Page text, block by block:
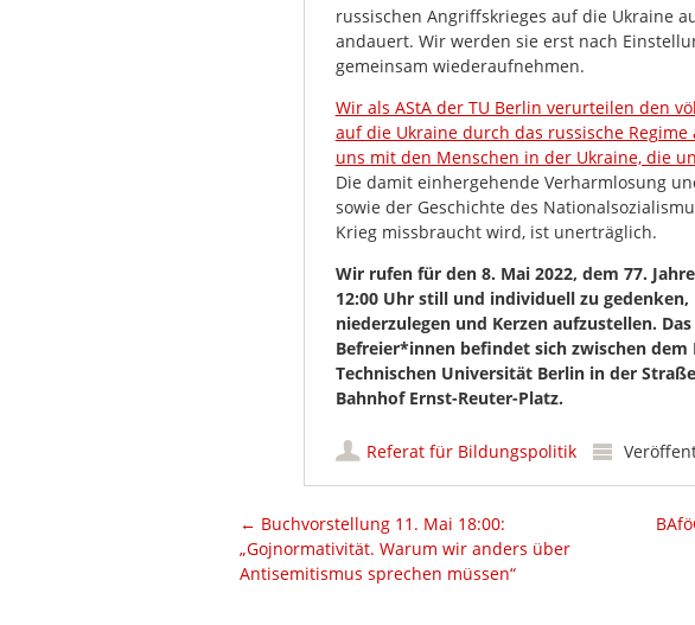
russischen Angriffskrieges auf die Ukraine
andauert. Wir werden sie erst nach
gemeinsam wiederaufnehmen.
Wir als AStA der TU Berlin verurteilen den
auf die Ukraine durch das russische
uns mit den Menschen in der Ukraine, die
Die damit einhergehende Verharmlosung
sowie der Geschichte des
Krieg missbraucht wird, ist unerträglich.
Wir rufen für den 8. Mai 2022, dem 77.
12:00 Uhr still und individuell zu
niederzulegen und Kerzen aufzustellen.
Befreier*innen befindet sich zwischen dem
Technischen Universität Berlin in der
Bahnhof Ernst-Reuter-Platz.
Referat für Bildungspolitik
Artikel-Navigation
← Buchvorstellung 11. Mai 18:00:
„Gojnormativität. Warum wir anders über
Antisemitismus sprechen müssen“